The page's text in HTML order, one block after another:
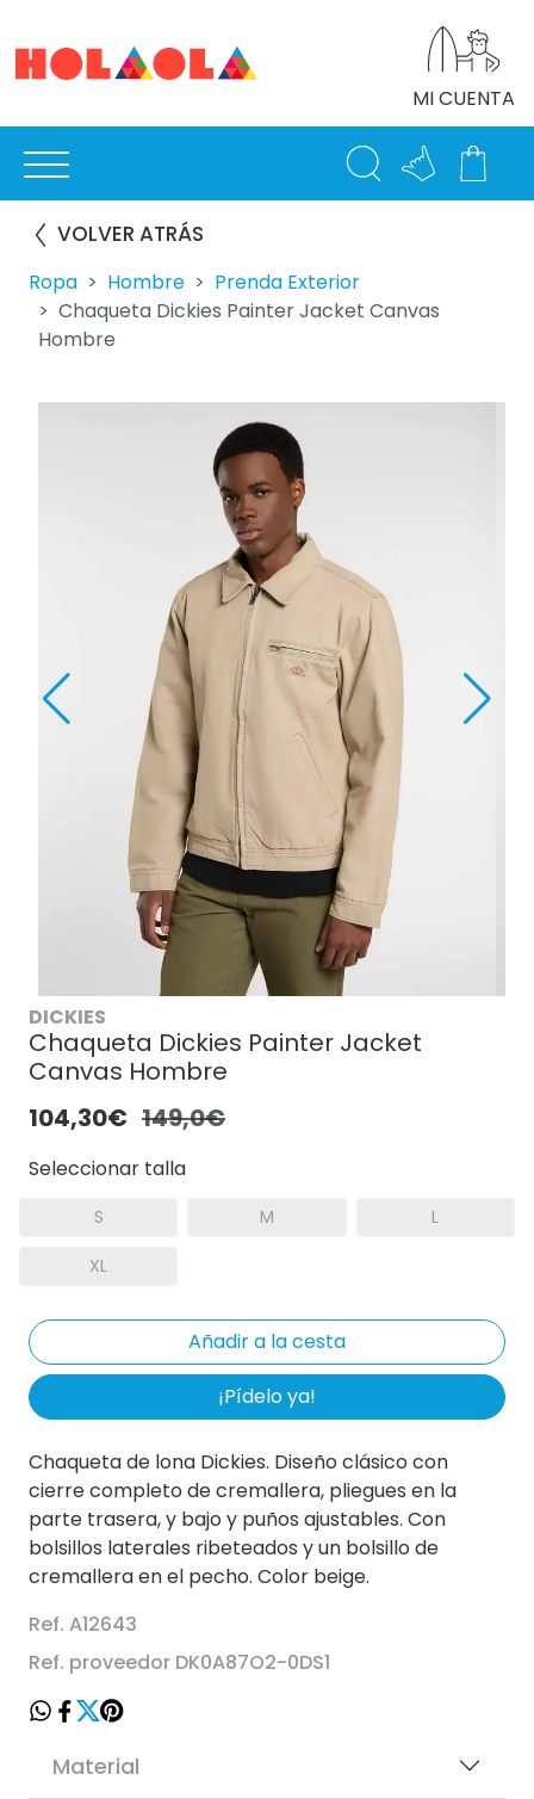
MI CUENTA
VOLVER ATRÁS
Ropa Hombre
Prenda Exterior
Chaqueta Dickies Painter Jacket Canvas
Hombre
DICKIES
Chaqueta Dickies Painter Jacket
Canvas Hombre
104,30€ 149,0€
Seleccionar talla
S M L
XL
¡Pídelo ya!
Chaqueta de lona Dickies. Diseño clásico con
cierre completo de cremallera, pliegues en la
parte trasera, y bajo y puños ajustables. Con
bolsillos laterales ribeteados y un bolsillo de
cremallera en el pecho. Color beige.
Ref. A12643
Ref. proveedor DK0A87O2-0DS1
Material